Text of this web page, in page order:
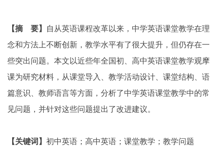
【摘 要】 自从英语课程改革以来，中学英语课堂教学在理
念和方法上不断创新，教学水平有了很大提升，但仍存在一
些突出问题。本文以近些年全国初、高中英语课堂教学观摩
课为研究材料，从课堂导入、教学活动设计、课堂结构、语
篇意识、教师语言等方面，分析了中学英语课堂教学中的常
见问题，并针对这些问题提出了改进建议。
【关键词】 初中英语；高中英语；课堂教学；教学问题